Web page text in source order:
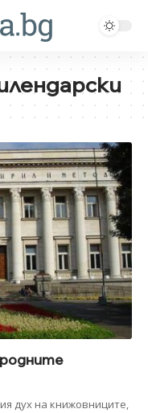
дух на книжовниците,